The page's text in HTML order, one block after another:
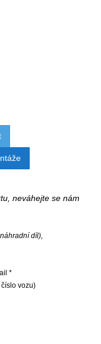
neváhejte se nám
díl),
*
vozu)